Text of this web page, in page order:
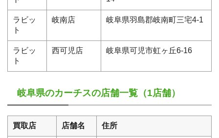
ラビッ
ト
岐南店 岐阜県羽島郡岐南町三宅4-1
ラビッ
ト
西可児店 岐阜県可児市虹ヶ丘6-16
岐阜県のカーチスの店舗一覧（1店舗）
買取店 店舗名 住所